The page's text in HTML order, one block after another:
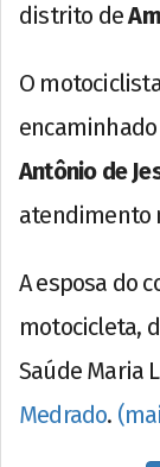
distrito de
O
Antônio de
atendimento
A esposa do
motocicleta,
Saúde Maria
Medrado.